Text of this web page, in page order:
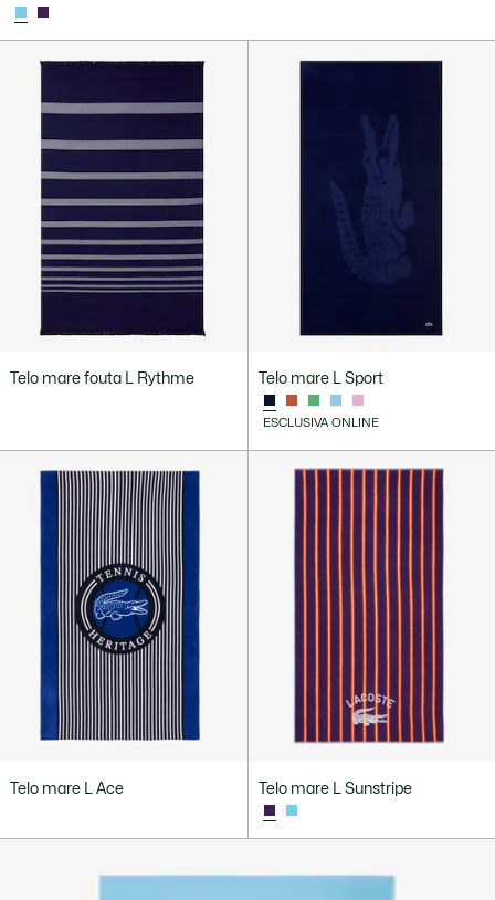
Telo mare fouta L Rythme Telo mare L Sport
ESCLUSIVA ONLINE
Telo mare L Ace Telo mare L Sunstripe